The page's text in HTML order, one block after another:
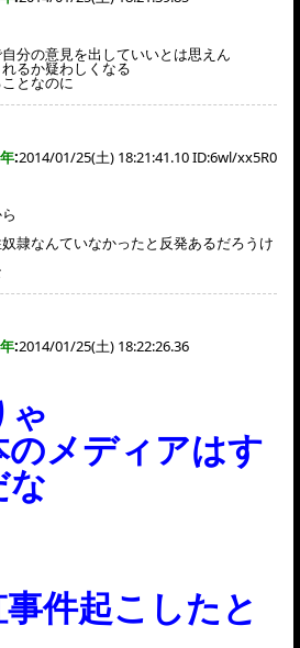
分の意見を出していいとは思えん
るか疑わしくなる
となのに
:2014/01/25(土) 18:21:41.10 ID:6wl/xx5R0
隷なんていなかったと反発あるだろうけ
:2014/01/25(土) 18:22:26.36
ゃ
メディアはす
な
件起こしたと